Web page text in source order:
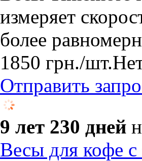
измеряет
более
1850 грн./шт.
Отправить
9 лет 230 дней
Весы для кофе